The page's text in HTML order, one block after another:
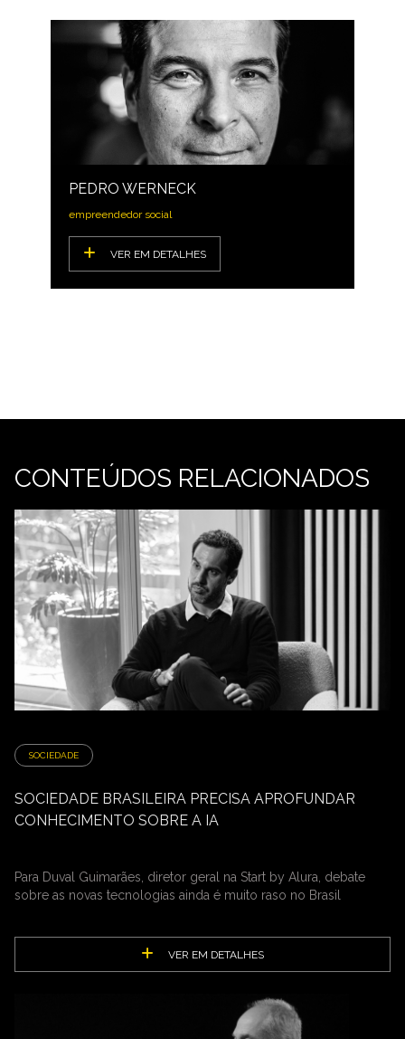
PEDRO WERNECK
empreendedor social
VER EM DETALHES
CONTEÚDOS RELACIONADOS
SOCIEDADE
SOCIEDADE BRASILEIRA PRECISA APROFUNDAR
CONHECIMENTO SOBRE A IA
Para Duval Guimarães, diretor geral na Start by Alura, debate
sobre as novas tecnologias ainda é muito raso no Brasil
VER EM DETALHES